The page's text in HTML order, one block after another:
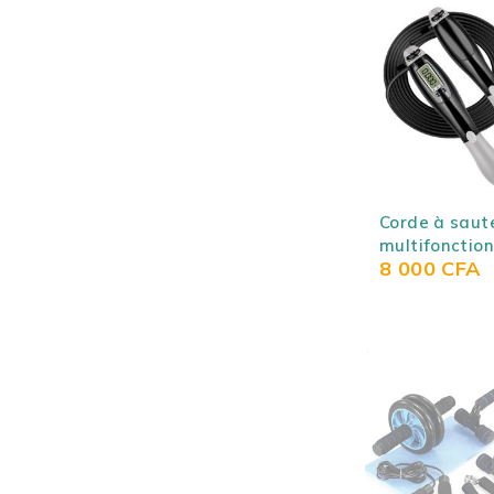
Corde à
compteur de
8 000 CFA